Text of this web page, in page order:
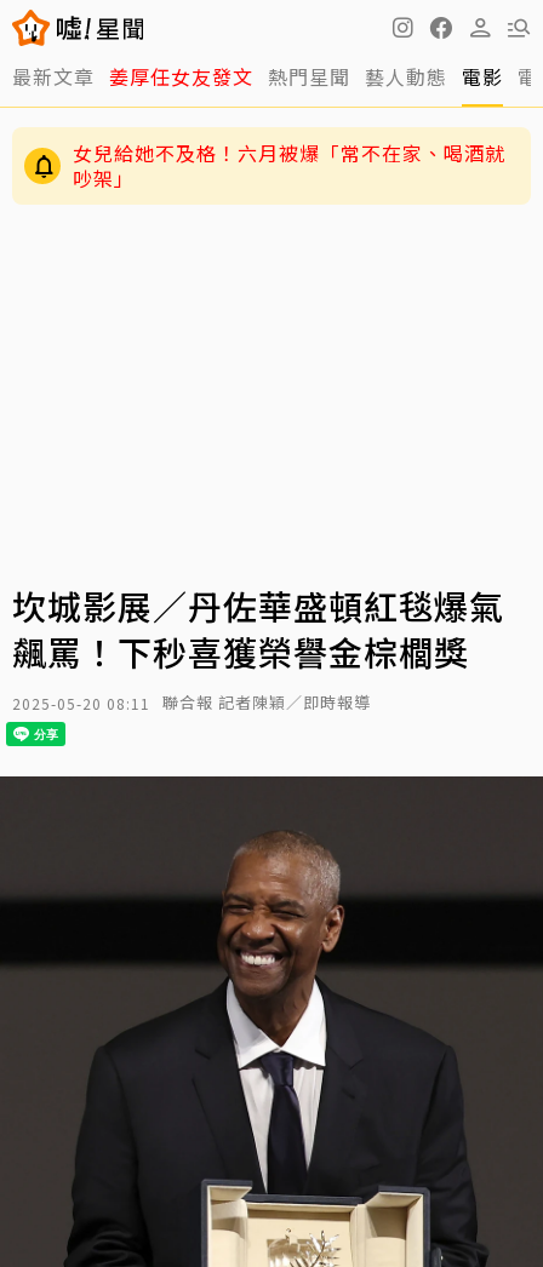
最新文章 姜厚任女友發文 熱門星聞 藝人動態 電影
女兒給她不及格！六月被爆「常不在家、喝酒就
吵架」
坎城影展／丹佐華盛頓紅毯爆氣
飆罵！下秒喜獲榮譽金棕櫚獎
2025-05-20 08:11 聯合報 記者陳穎／即時報導